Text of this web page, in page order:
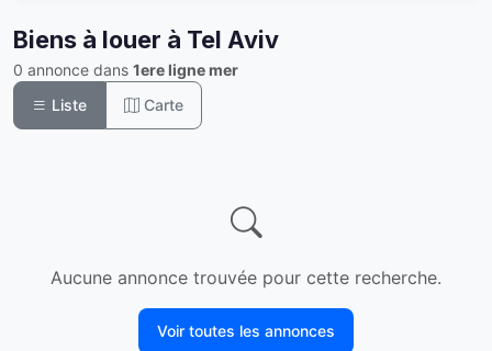
Biens à louer à Tel Aviv
0 annonce dans 1ere ligne mer
Liste
Carte
Aucune annonce trouvée pour cette recherche.
Voir toutes les annonces